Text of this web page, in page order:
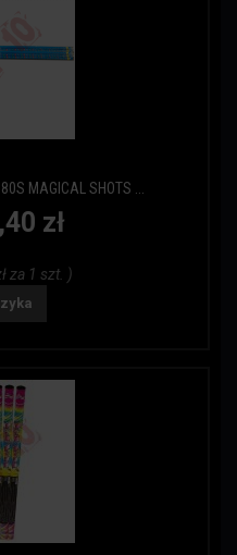
MAGICAL SHOTS ...
zł
za 1 szt. )